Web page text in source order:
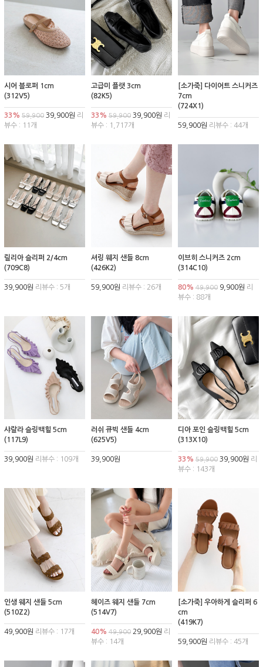
시어 블로퍼 1cm
(312V5)
33% 59,900 39,900원 리
뷰수 : 11개
고급미 플랫 3cm
(82K5)
33% 59,90039,900원 리
뷰수 : 1,717개
[소가죽] 다이어트 스니커즈
7cm
(724X1)
59,900원 리뷰수 : 44개
릴리아 슬리퍼 2/4cm
(709C8)
39,900원 리뷰수 : 5개
셔링 웨지 샌들 8cm
(426K2)
59,900원 리뷰수 : 26개
이브히 스니커즈 2cm
(314C10)
80% 49,9009,900원 리
뷰수 : 88개
샤랄라 슬링백힐 5cm
(117L9)
39,900원 리뷰수 : 109개
러쉬 큐빅 샌들 4cm
(625V5)
39,900원
디아 포인 슬링백힐 5cm
(313X10)
33% 59,90039,900원 리
뷰수 : 143개
인생 웨지 샌들 5cm
(510Z2)
49,900원 리뷰수 : 17개
헤이즈 웨지 샌들 7cm
(514V7)
40% 49,90029,900원 리
뷰수 : 14개
[소가죽] 우아하게 슬리퍼 6
cm
(419K7)
59,900원 리뷰수 : 45개